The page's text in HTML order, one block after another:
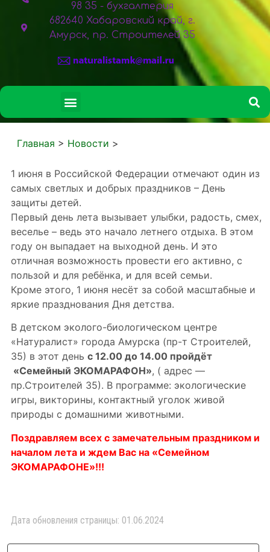
98 35 - бухгалтерия
682640 Хабаровский край, г.
Амурск, пр. Строителей 35
Главная > Новости >
1 июня в Российской Федерации отмечают один из
самых светлых и добрых праздников – День
защиты детей.
Первый день лета вызывает улыбки, радость, смех,
веселье – ведь это начало летнего отдыха. В этом
году он выпадает на выходной день. И это
отличная возможность провести его активно, с
пользой и для ребёнка, и для всей семьи.
Кроме этого, 1 июня несёт за собой масштабные и
яркие празднования Дня детства.
В детском эколого-биологическом центре
«Натуралист» города Амурска (пр-т Строителей,
35) в этот день с 12.00 до 14.00 пройдёт
«Семейный ЭКОМАРАФОН», ( адрес —
пр.Строителей 35). В программе: экологические
игры, викторины, контактный уголок живой
природы с домашними животными.
Поздравляем всех с замечательным праздником и
началом лета и ждем Вас на «Семейном
ЭКОМАРАФОНЕ»!!!
Дата обновления страницы: 01.06.2024